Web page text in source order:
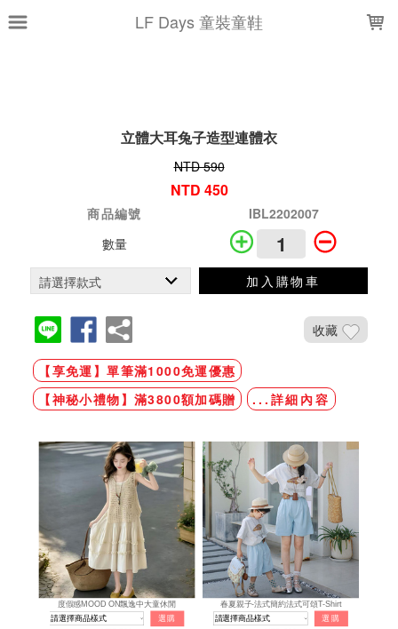
LF Days 童裝童鞋
立體大耳兔子造型連體衣
NTD 590
NTD 450
商品編號
IBL2202007
數量
加入購物車
收藏
【享免運】單筆滿1000免運優惠
【神秘小禮物】滿3800額加碼贈
...詳細內容